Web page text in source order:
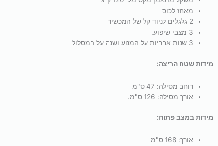
מאחז לכוס
2 גלגלים לניוד קל של המכשיר
3 מצבי שיפוע.
3 שנות אחריות על המנוע ושנה על המסלול
מידות שטח הריצה:
רוחב מסילה: 47 ס"מ
אורך מסילה: 126 ס"מ.
מידות במצב פתוח:
אורך:168 ס"מ